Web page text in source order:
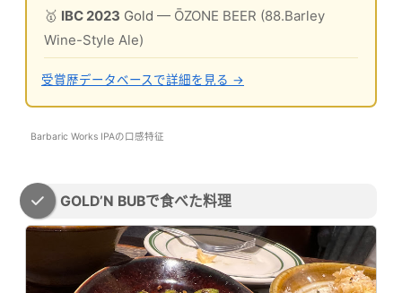
🥇 IBC 2023 Gold — ŌZONE BEER (88.Barley
Wine-Style Ale)
受賞歴データベースで詳細を見る →
Barbaric Works IPAの口感特征
GOLD’N BUBで食べた料理